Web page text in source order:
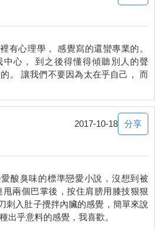
耳朵，專注地聽起音樂，房之羽則假
一眼，就見怪不怪地繼續各做各的
的書，而是掉的眼淚多得像片海
句的風涼話，我憤慨極了！這次跟以
是被劈腿欸！這怎麼能不哭！
有心理學， 感覺寫的還蠻專業的。
心， 到之後得懂得傾聽別人的聲
。 讓我們不要因為太在乎自己， 而
2017-10-18 分享
酸臭味的標準戀愛小說，沒想到被
兩個巴掌後，按住肩膀用膝技狠狠
刺入肚子攪拌內臟的感覺，簡單來說